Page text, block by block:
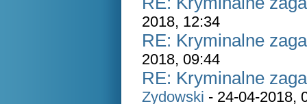
2018, 12:34
RE: Kryminalne
2018, 09:44
RE: Kryminalne
Zydowski - 24-04-2018,